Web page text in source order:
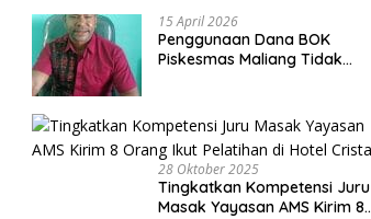
15 April 2026
Penggunaan Dana BOK
Piskesmas Maliang Tidak
28 Oktober 2025
Tingkatkan Kompetensi Juru
Masak Yayasan AMS Kirim 8